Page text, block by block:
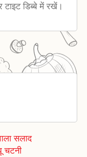
डिब्बे में रखें।
सलाद
चटनी